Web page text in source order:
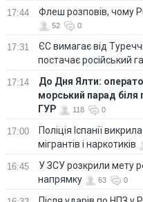
17:44 Флеш розповів, чому
52 0
17:31
ЄС вимагає від
постачає російський
17:14
До Дня Ялти:
морський парад
ГУР
118 0
17:00
Поліція Іспанії
мігрантів і наркотиків
16:45
У ЗСУ розкрили мету
напрямку
63 0